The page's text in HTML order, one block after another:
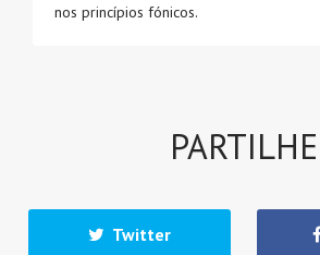
nos princípios fónicos.
PARTILHE
Twitter